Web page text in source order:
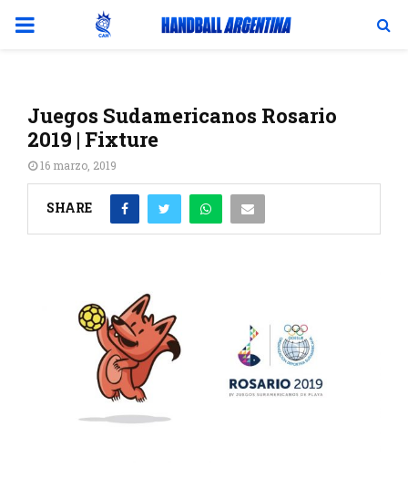
PRIMARY
Juegos Sudamericanos Rosario
2019 | Fixture
16 marzo, 2019
SHARE